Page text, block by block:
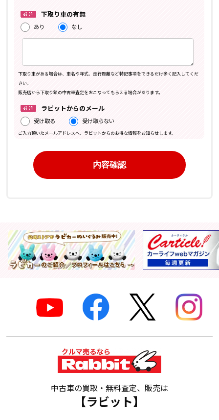
下取り車の有無
あり なし
下取り車がある場合は、車名や年式、走行距離など特記事項をできるだけ多く記入してくだ
さい。
販売店から下取り額の中古車査定をおこなってもらえる場合があります。
ラビットからのメール
受け取る 受け取らない
ご入力頂いたメールアドレスへ、ラビットからのお得な情報をお知らせします。
中古車の買取・無料査定、販売は
【ラビット】